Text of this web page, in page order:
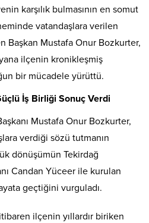
karşılık bulmasının en somut
vatandaşlara verilen
Başkan Mustafa Onur Bozkurter,
ilçenin kronikleşmiş
bir mücadele yürüttü.
İş Birliği Sonuç Verdi
Mustafa Onur Bozkurter,
verdiği sözü tutmanın
dönüşümün Tekirdağ
Candan Yüceer ile kurulan
geçtiğini vurguladı.
ilçenin yıllardır biriken